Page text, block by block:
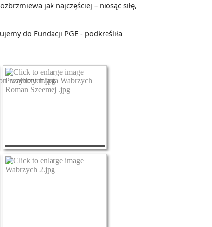
jak najczęściej – niosąc siłę,
do Fundacji PGE - podkreśliła